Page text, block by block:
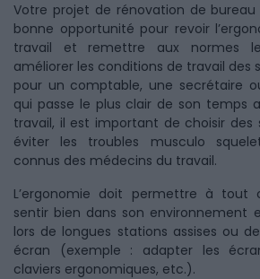
Votre projet de rénovation de
bonne opportunité pour revoir
travail et remettre aux normes
améliorer les conditions de travail des
pour un comptable, une secrétaire
qui passe le plus clair de son temps
travail, il est important de choisir des
éviter les troubles musculo
connus des médecins du travail.
L’ergonomie doit permettre à tout
sentir bien dans son environnement
lors de longues stations assises ou
écran (exemple : adapter les
claviers ergonomiques, etc.).